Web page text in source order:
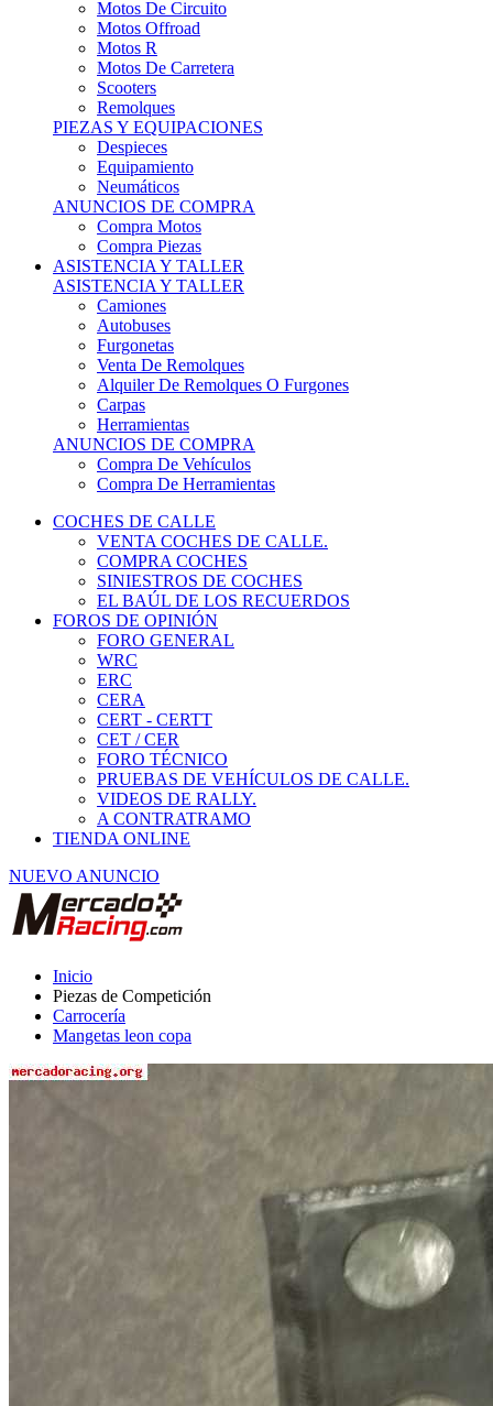
Motos R
Motos De Carretera
Scooters
Remolques
PIEZAS Y EQUIPACIONES
Despieces
Equipamiento
Neumáticos
ANUNCIOS DE COMPRA
Compra Motos
Compra Piezas
ASISTENCIA Y TALLER
ASISTENCIA Y TALLER
Camiones
Autobuses
Furgonetas
Venta De Remolques
Alquiler De Remolques O Furgones
Carpas
Herramientas
ANUNCIOS DE COMPRA
Compra De Vehículos
Compra De Herramientas
COCHES DE CALLE
VENTA COCHES DE CALLE.
COMPRA COCHES
SINIESTROS DE COCHES
EL BAÚL DE LOS RECUERDOS
FOROS DE OPINIÓN
FORO GENERAL
WRC
ERC
CERA
CERT - CERTT
CET / CER
FORO TÉCNICO
PRUEBAS DE VEHÍCULOS DE CALLE.
VIDEOS DE RALLY.
A CONTRATRAMO
TIENDA ONLINE
NUEVO ANUNCIO
Piezas de Competición
Carrocería
Mangetas leon copa